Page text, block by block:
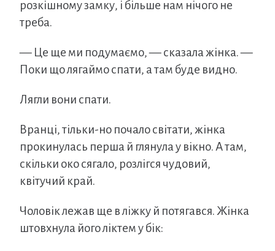
розкішному замку, і більше нам нічого не
треба.
— Це ще ми подумаємо, — сказала жінка. —
Поки що лягаймо спати, а там буде видно.
Лягли вони спати.
Вранці, тільки-но почало світати, жінка
прокинулась перша й глянула у вікно. А там,
скільки око сягало, розлігся чудовий,
квітучий край.
Чоловік лежав ще в ліжку й потягався. Жінка
штовхнула його ліктем у бік: